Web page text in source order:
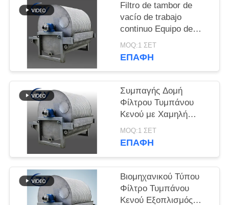
PRIVACY
POLICY
Filtro de tambor de
vacío de trabajo
continuo Equipo de
deshidratación de
funcionamiento estable
MOQ:1 ΣΕΤ
ΕΠΑΦΉ
Συμπαγής Δομή
Φίλτρου Τυμπάνου
Κενού με Χαμηλή
Κατανάλωση
Ενέργειας και
Αμύλου
MOQ:1 ΣΕΤ
ΕΠΑΦΉ
Βιομηχανικού Τύπου
Φίλτρο Τυμπάνου
Κενού Εξοπλισμός